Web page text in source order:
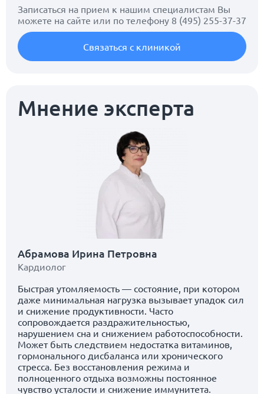
Записаться на прием к нашим специалистам Вы
можете на сайте или по телефону 8 (495) 255-37-37
Связаться с клиникой
Мнение эксперта
Абрамова Ирина Петровна
Кардиолог
Быстрая утомляемость — состояние, при котором
даже минимальная нагрузка вызывает упадок сил
и снижение продуктивности. Часто
сопровождается раздражительностью,
нарушением сна и снижением работоспособности.
Может быть следствием недостатка витаминов,
гормонального дисбаланса или хронического
стресса. Без восстановления режима и
полноценного отдыха возможны постоянное
чувство усталости и снижение иммунитета.